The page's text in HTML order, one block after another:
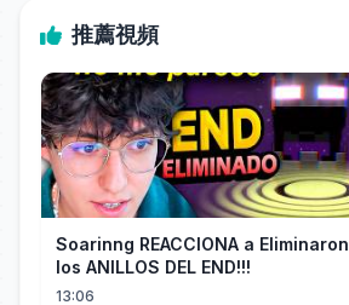
推薦視頻
Soarinng REACCIONA a Eliminaron
los ANILLOS DEL END!!!
13:06